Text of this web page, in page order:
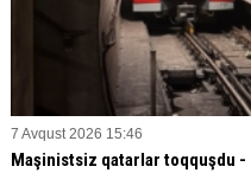
7 Avqust 2026 15:46
Maşinistsiz qatarlar toqquşdu -